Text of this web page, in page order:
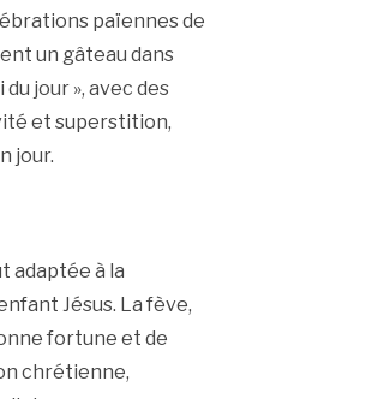
païennes de
un gâteau dans
jour », avec des
et superstition,
jour.
adaptée à la
Jésus. La fève,
fortune et de
chrétienne,